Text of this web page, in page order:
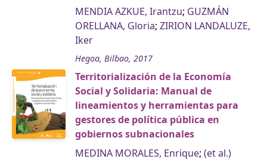
MENDIA AZKUE, Irantzu; GUZMÁN
ORELLANA, Gloria; ZIRION LANDALUZE,
Iker
Hegoa, Bilbao, 2017
Territorialización de la Economía
Social y Solidaria: Manual de
lineamientos y herramientas para
gestores de política pública en
gobiernos subnacionales
MEDINA MORALES, Enrique; (et al.)